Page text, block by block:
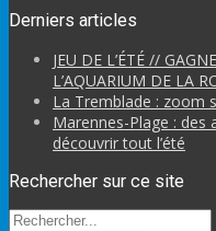
Derniers articles
JEU DE L’ÉTÉ //
L’AQUARIUM DE LA
La Tremblade : zoom
Marennes-Plage : des
découvrir tout l’été
Rechercher sur ce site
Rechercher